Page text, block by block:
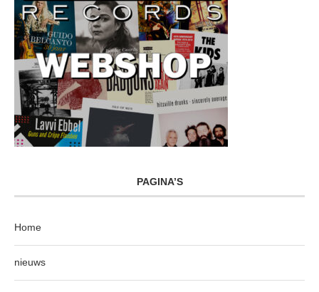
PAGINA’S
Home
nieuws